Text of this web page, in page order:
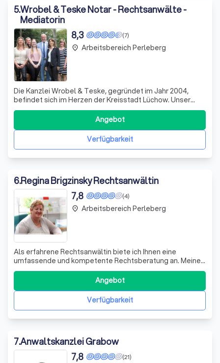
5.Wrobel & Teske Notar - Rechtsanwälte -
Mediatorin
(7)
8,3
Die Kanzlei Wrobel & Teske, gegründet im Jahr 2004,
befindet sich im Herzen der Kreisstadt Lüchow. Unser
Team besteht aus Rechtsanwalt und Notar Jörg Wrobel,
Rechtsanwältin und Mediatorin Melanie Teske sowie
unseren engagierten Rechtsanwalts- und
Notariatsfachangestellten. Wir sind hauptsächlich im
Verfügbarkeit
Angebot
place Arbeitsbereich Perleberg
6.Regina Brigzinsky Rechtsanwältin
(4)
7,8
Als erfahrene Rechtsanwältin biete ich Ihnen eine
umfassende und kompetente Rechtsberatung an. Meine
Kanzlei, die ich als Einzelunternehmen führe, befindet sich
in Wittstock, Deutschland. Ich bin Mitglied des Deutschen
Anwaltvereins und nach dem Recht der Bundesrepublik
Deutschland zugelassen. Meine
Verfügbarkeit
Angebot
place Arbeitsbereich Perleberg
7.Anwaltskanzlei Grabow
(21)
7,8